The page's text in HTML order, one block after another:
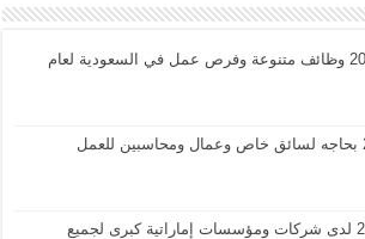
وظائف في السعودية 2024 وظائف متنوعة وفرص عمل في السعودية لعام
وظائف في الكويت 2024 بحاجه لسائق خاص وعمال ومحاسبين للعمل
وظائف في الامارات 2024 لدى شركات ومؤسسات إماراتية كبرى لجميع